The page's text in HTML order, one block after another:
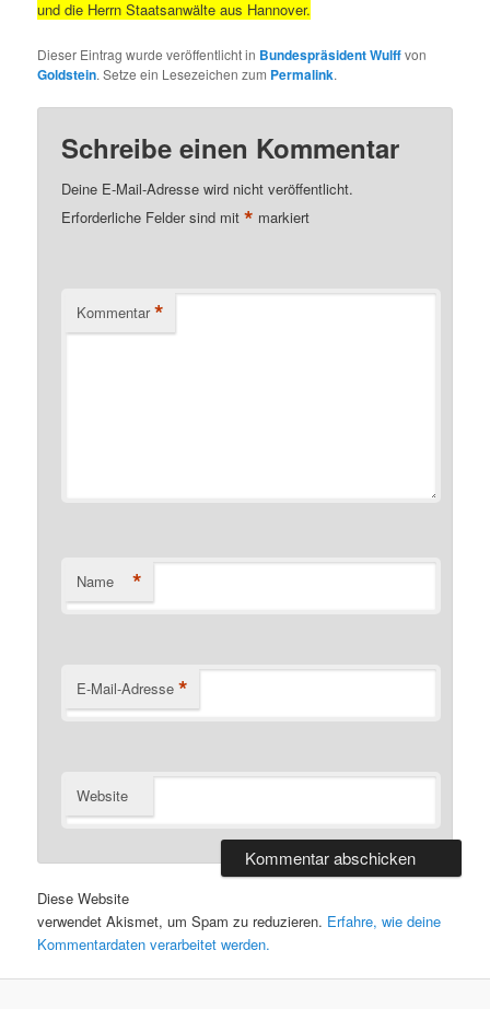
und die Herrn Staatsanwälte aus Hannover.
Dieser Eintrag wurde veröffentlicht in Bundespräsident Wulffvon
Goldstein. Setze ein Lesezeichen zum Permalink.
Schreibe einen Kommentar
Deine E-Mail-Adresse wird nicht veröffentlicht.
Erforderliche Felder sind mit* markiert
Kommentar *
Name *
E-Mail-Adresse *
Website
Diese Website
verwendet Akismet, um Spam zu reduzieren. Erfahre, wie deine
Kommentardaten verarbeitet werden.